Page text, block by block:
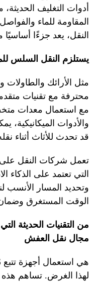
أدوات التغليف الحديثة،
المقاومة للماء والفواصل
النقل، يعد جزءًا أساسيًا
يستلزم النقل السلس
مثل الأرائك والطاولات
محترفة مع تقنيات
مع استعمال معدات
والأدوات الميكانيكية،
قد تحدث للأثاث أثناء
تعمل شركات النقل على
التي تعتمد على الذكاء
وتحديد المسار
الوقت المستغرق
من التقنيات الحديثة
مجال نقل العفش
لهذا الغرض. تساهم هذه